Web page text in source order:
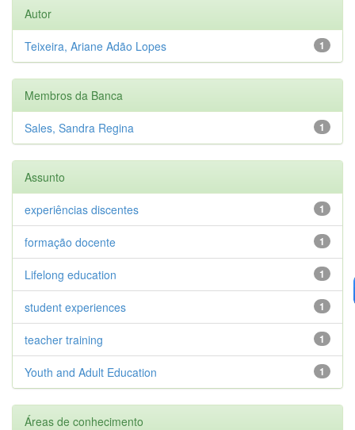
Autor
1
Teixeira, Ariane Adão Lopes
Membros da Banca
1
Sales, Sandra Regina
Assunto
1
experiências discentes
1
formação docente
1
Lifelong education
1
student experiences
1
teacher training
1
Youth and Adult Education
Áreas de conhecimento